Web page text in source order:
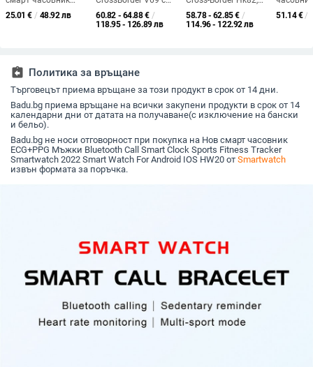
D20s, отговарящ на
телефонни
25.01 € / 48.92 лв
мониторинг на
пулса, голям екран с
push известия,
наблюдение на
спортни събития
60.82 - 64.88€ /
118.95 - 126.89 лв
AMOLED, винаги
включен екран,
58.78 - 62.85€ /
114.96 - 122.92 лв
жени с
51.14€ /
assignment_return Политика за връщане
Търговецът приема връщане за този продукт в срок от 14 дни.
Badu.bg приема връщане на всички закупени продукти в срок от 14
календарни дни от датата на получаване(с изключение на бански
и бельо).
Badu.bg не носи отговорност при покупка на Нов смарт часовник
ECG+PPG Мъжки Bluetooth Call Smart Clock Sports Fitness Tracker
Smartwatch 2022 Smart Watch For Android IOS HW20 от Smartwatch
извън формата за поръчка.